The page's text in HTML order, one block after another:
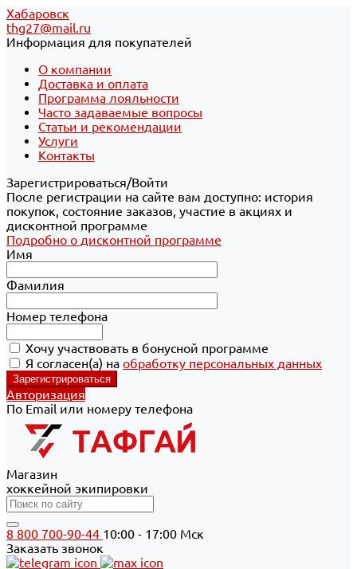
Хабаровск
thg27@mail.ru
Информация для покупателей
О компании
Доставка и оплата
Программа лояльности
Часто задаваемые вопросы
Статьи и рекомендации
Услуги
Контакты
Зарегистрироваться/Войти
После регистрации на сайте вам доступно: история
покупок, состояние заказов, участие в акциях и
дисконтной программе
Подробно о дисконтной программе
Имя
Фамилия
Номер телефона
Хочу участвовать в бонусной программе
Я согласен(а) на обработку персональных данных
Авторизация
По Email или номеру телефона
Магазин
хоккейной экипировки
8 800 700-90-44 10:00 - 17:00 Мск
Заказать звонок